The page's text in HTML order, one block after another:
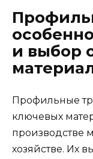
и выбор
Профильные
ключевых
производстве
хозяйстве. Их